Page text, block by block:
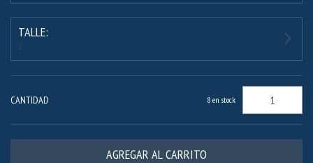
TALLE:
2
CANTIDAD 8 en stock